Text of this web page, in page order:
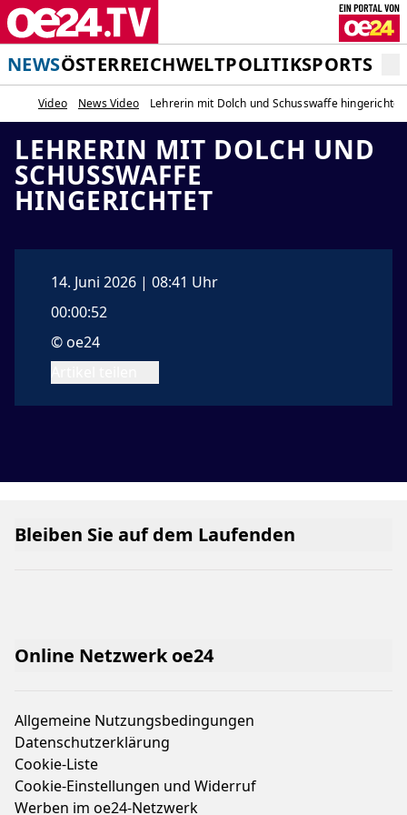
NEWSÖSTERREICHWELTPOLITIKSPORT
Video News Video Lehrerin mit Dolch und Schusswaffe hingerichtet
LEHRERIN MIT DOLCH UND
SCHUSSWAFFE
HINGERICHTET
14. Juni 2026 | 08:41 Uhr
00:00:52
© oe24
Online Netzwerk oe24
Allgemeine Nutzungsbedingungen
Datenschutzerklärung
Cookie-Liste
Cookie-Einstellungen und Widerruf
Werben im oe24-Netzwerk
Bleiben Sie auf dem Laufenden